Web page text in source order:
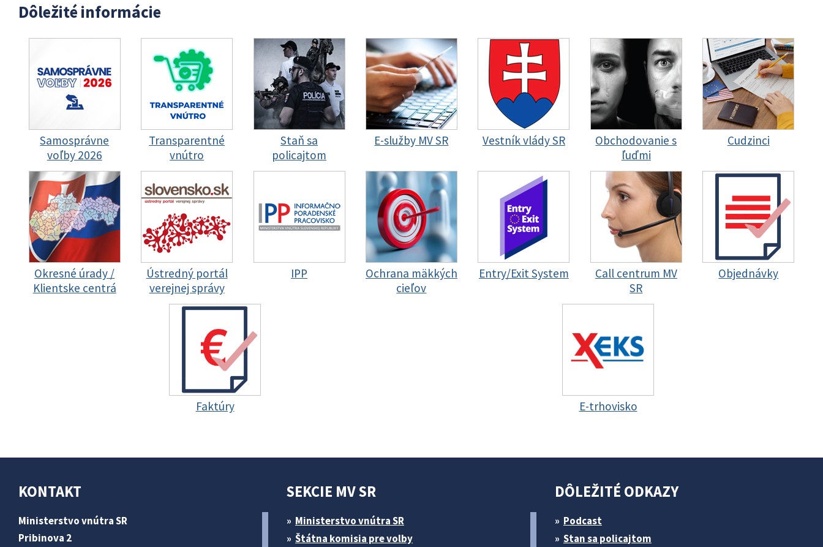
Dôležité informácie
Samosprávne
voľby 2026
Transparentné
vnútro
Staň sa
policajtom
E-služby MV SR Vestník vlády SR
Obchodovanie s
ľuďmi
Cudzinci
Okresné úrady /
Klientske centrá
Ústredný portál
verejnej správy
IPP
Ochrana mäkkých
cieľov
Entry/Exit System
Call centrum MV
SR
Objednávky
Faktúry E-trhovisko
KONTAKT
Ministerstvo vnútra SR
Pribinova 2
SEKCIE MV SR
Ministerstvo vnútra SR
Štátna komisia pre volby
DÔLEŽITÉ ODKAZY
Podcast
Stan sa policajtom